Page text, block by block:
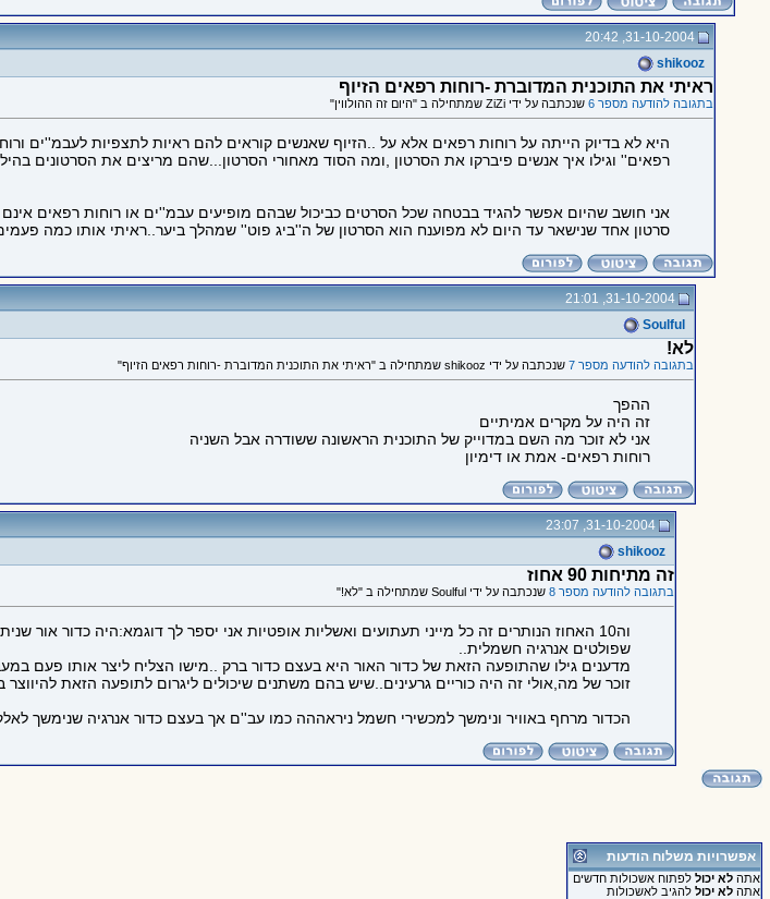
31-10-2004, 20:42
shikooz
ראיתי את התוכנית המדוברת -רוחות רפאים הזיוף
בתגובה להודעה מספר 6 שנכתבה על ידי ZiZi שמתחילה ב "היום זה ההולווין"
היא לא בדיוק הייתה על רוחות רפאים אלא על ..הזיוף שאנשים קוראים להם ראיות לתצפיות לעבמ''ים
רפאים'' וגילו איך אנשים פיברקו את הסרטון ,ומה הסוד מאחורי הסרטון...שהם מריצים את הסרטונים
אני חושב שהיום אפשר להגיד בבטחה שכל הסרטים כביכול שבהם מופיעים עבמ''ים או רוחות רפאים אינם
סרטון אחד שנישאר עד היום לא מפוענח הוא הסרטון של ה''ביג פוט'' שמהלך ביער..ראיתי אותו כמה
31-10-2004, 21:01
Soulful
לא!
בתגובה להודעה מספר 7 שנכתבה על ידי shikooz שמתחילה ב "ראיתי את התוכנית המדוברת -רוחות רפאים הזיוף"
ההפך
זה היה על מקרים אמיתיים
אני לא זוכר מה השם במדוייק של התוכנית הראשונה ששודרה אבל השניה
רוחות רפאים- אמת או דימיון
31-10-2004, 23:07
shikooz
זה מתיחות 90 אחוז
בתגובה להודעה מספר 8 שנכתבה על ידי Soulful שמתחילה ב "לא!"
וה10 האחוז הנותרים זה כל מייני תעתועים ואשליות אופטיות אני יספר לך דוגמא:היה כדור
שפולטים אנרגיה חשמלית..
מדענים גילו שהתופעה הזאת של כדור האור היא בעצם כדור ברק ..מישו הצליח ליצר אותו פעם
זוכר של מה,אולי זה היה כוריים גרעינים..שיש בהם משתנים שיכולים ליגרום לתופעה הזאת
הכדור מרחף באוויר ונימשך למכשירי חשמל ניראההה כמו עב''ם אך בעצם כדור אנרגיה שנימשך
אפשרויות משלוח הודעות
אתה לא יכוללפתוח אשכולות חדשים
אתה לא יכוללהגיב לאשכולות